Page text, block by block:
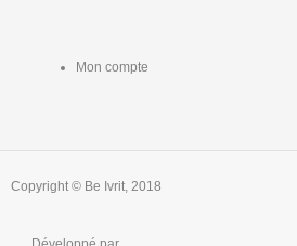
Mon compte
Copyright © Be Ivrit, 2018